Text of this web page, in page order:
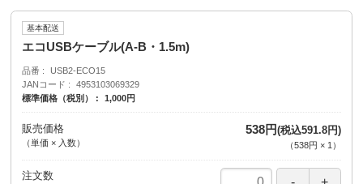
基本配送
エコUSBケーブル(A-B・1.5m)
品番
USB2-ECO15
JANコード
4953103069329
標準価格（税別）
1,000円
販売価格
（単価 × 入数）
538円(税込591.8円)
（538円 × 1 ）
注文数